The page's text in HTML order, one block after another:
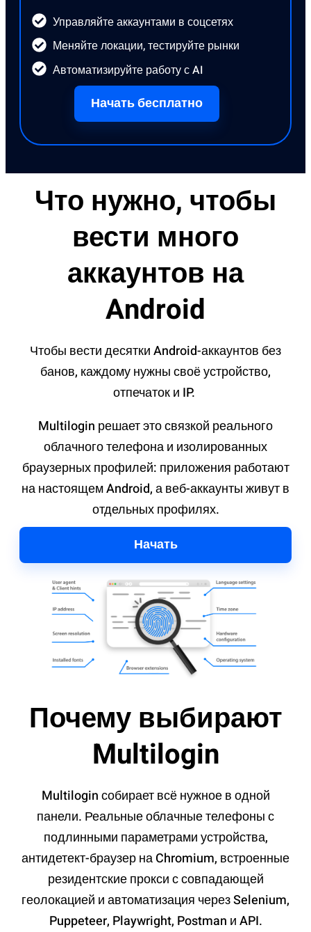
Управляйте аккаунтами в соцсетях
Меняйте локации, тестируйте рынки
Автоматизируйте работу с AI
Начать бесплатно
Что нужно, чтобы
вести много
аккаунтов на
Android
Чтобы вести десятки Android-аккаунтов без
банов, каждому нужны своё устройство,
отпечаток и IP.
Multilogin решает это связкой реального
облачного телефона и изолированных
браузерных профилей: приложения работают
на настоящем Android, а веб-аккаунты живут в
отдельных профилях.
Начать
Почему выбирают
Multilogin
Multilogin собирает всё нужное в одной
панели. Реальные облачные телефоны с
подлинными параметрами устройства,
антидетект-браузер на Chromium, встроенные
резидентские прокси с совпадающей
геолокацией и автоматизация через Selenium,
Puppeteer, Playwright, Postman и API.